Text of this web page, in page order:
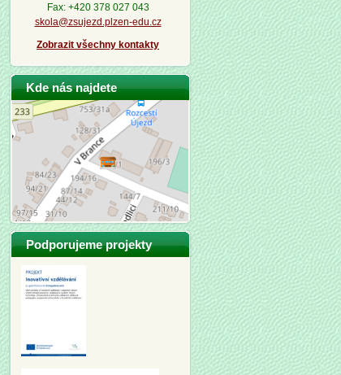
Fax: +420 378 027 043
skola@zsujezd.plzen-edu.cz
Zobrazit všechny kontakty
Kde nás najdete
Podporujeme projekty